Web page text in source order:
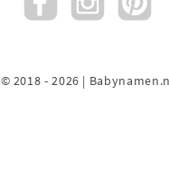
© 2018 - 2026 |